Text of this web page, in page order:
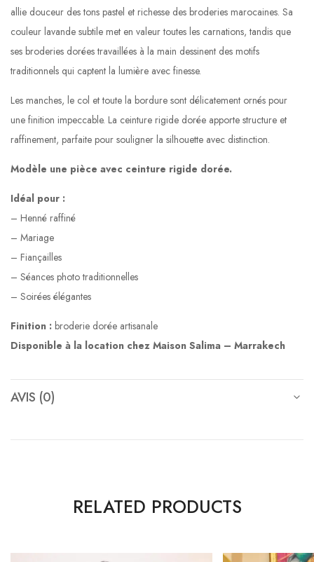
allie douceur des tons pastel et richesse des broderies marocaines. Sa
couleur lavande subtile met en valeur toutes les carnations, tandis que
ses broderies dorées travaillées à la main dessinent des motifs
traditionnels qui captent la lumière avec finesse.
Les manches, le col et toute la bordure sont délicatement ornés pour
une finition impeccable. La ceinture rigide dorée apporte structure et
raffinement, parfaite pour souligner la silhouette avec distinction.
Modèle une pièce avec ceinture rigide dorée.
Idéal pour :
– Henné raffiné
– Mariage
– Fiançailles
– Séances photo traditionnelles
– Soirées élégantes
Finition : broderie dorée artisanale
Disponible à la location chez Maison Salima – Marrakech
AVIS (0)
RELATED PRODUCTS